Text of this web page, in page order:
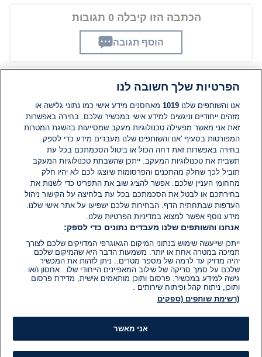
הכתבה הזו קיבלה 0 תגובות
הוסף תגובה
תגובות
אין עדיין תגובות. היה הראשון להגיב
הוסף תגובה
הפרטיות שלך חשובה לנו
אנו והשותפים שלנו1019 מאחסנים מידע אישי כמו נתוני גלישה או
מזהים ייחודיים וניגשים למידע אישי במכשיר שלכם. בחירה באפשרות
זאת אני מאשר מפעילה טכנולוגיות מעקב שמסייעות בהשגת המטרות
המפורטות בסעיף 'אנו והשותפים שלנו מעבדים מידע כדי לספק.
בחירה באפשרות זאת דחה הכול או ביטול הסכמתכם בכל עת
תשבית את טכנולוגיות המעקב. ייתכן שהשבתת טכנולוגיות המעקב
תוביל לכך שחלק מהתכנים והפרסומות שיוצגו לכם לא יהיו חלק
מחחומי העניין שלכם. אפשר להציג שוב את התפריט כדי לשנות את
בחירתכם או לבטל את הסכמתכם בכל עת בלחיצה על הקישור ניהול
העדפות שבתחתית הדף. הבחירות שלכם ישפיעו על אתר אישי שלנו.
מידע נוסף אפשר למצוא במדיניות הפרטיות שלנו.
אנחנו והשותפים שלנו מעבדים נתונים כדי לספק:
ייתכן שייעשה שימוש בנתוני המיקום הגאוגרפי המדויקים שלכם לצורך
תמיכה במטרה אחת או יותר. משמעות הדבר היא שהמיקום שלכם
יהיה מדויק עד לרמה של מספר מטרים.. ניתן לזהות את המכשיר
שלכם על סמך סריקה של שילוב המאפיינים הייחודי שלו.. אחסון ו/או
גישה למידע במכשיר. פרסום ותוכן מותאמים אישית, מדידת פרסום
ותוכן, ניתוח קהל ופיתוח שירותים .
(רשימת שותפים (ספקים
אני מאשר